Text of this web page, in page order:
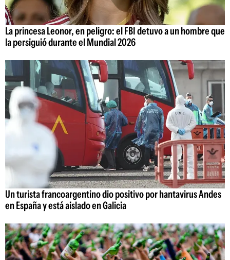
La princesa Leonor, en peligro: el FBI detuvo a un hombre que
la persiguió durante el Mundial 2026
Un turista francoargentino dio positivo por hantavirus Andes
en España y está aislado en Galicia